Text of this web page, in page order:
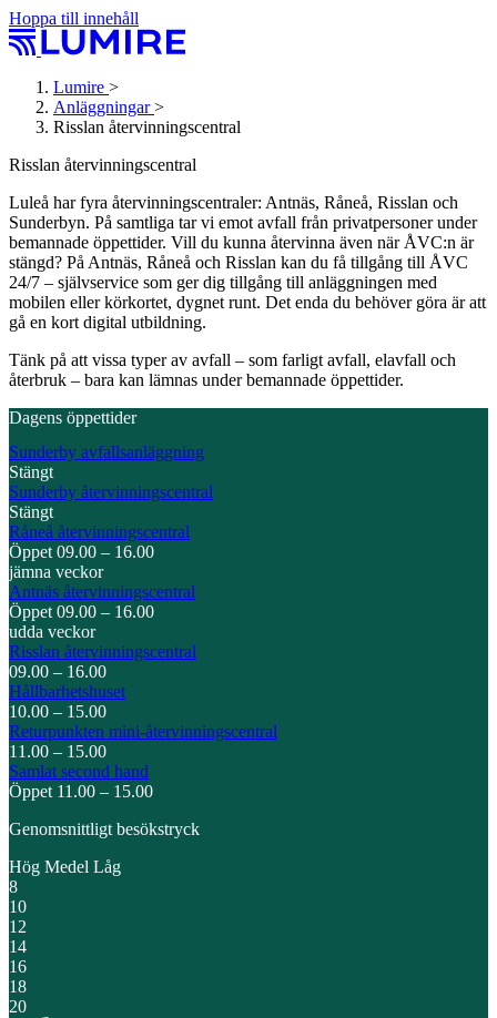
Hoppa till innehåll
Lumire >
Anläggningar >
Risslan återvinnings­central
Risslan återvinnings­central
Luleå har fyra återvinningscentraler: Antnäs, Råneå, Risslan och
Sunderbyn. På samtliga tar vi emot avfall från privatpersoner under
bemannade öppettider. Vill du kunna återvinna även när ÅVC:n är
stängd? På Antnäs, Råneå och Risslan kan du få tillgång till ÅVC
24/7 – självservice som ger dig tillgång till anläggningen med
mobilen eller körkortet, dygnet runt. Det enda du behöver göra är att
gå en kort digital utbildning.
Tänk på att vissa typer av avfall – som farligt avfall, elavfall och
återbruk – bara kan lämnas under bemannade öppettider.
Dagens öppettider
Sunderby avfallsanläggning
Stängt
Sunderby återvinningscentral
Stängt
Råneå återvinnings­central
Öppet 09.00 – 16.00
jämna veckor
Antnäs återvinnings­central
Öppet 09.00 – 16.00
udda veckor
Risslan återvinnings­central
09.00 – 16.00
Hållbarhetshuset
10.00 – 15.00
Returpunkten mini-återvinningscentral
11.00 – 15.00
Samlat second hand
Öppet 11.00 – 15.00
Genomsnittligt besökstryck
Hög Medel Låg
8
10
12
14
16
18
20